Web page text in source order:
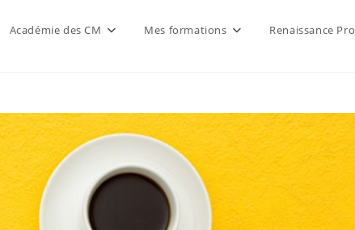
Académie des CM Mes formations Renaissance Pro